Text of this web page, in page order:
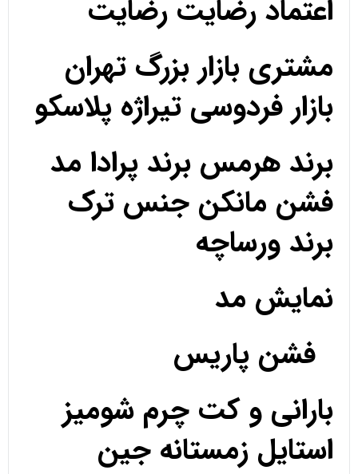
اعتماد رضایت رضایت
مشتری بازار بزرگ تهران
بازار فردوسی تیراژه پلاسکو
برند هرمس برند پرادا مد
فشن مانکن جنس ترک
برند ورساچه
نمایش مد
فشن پاریس
بارانی و کت چرم شومیز
استایل زمستانه جین